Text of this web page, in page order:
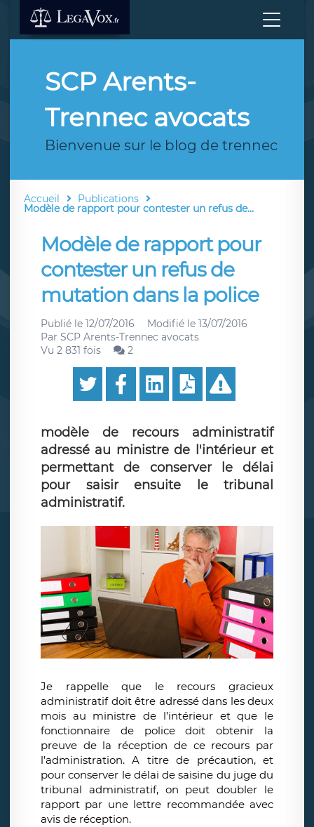
SCP Arents-
Trennec avocats
Bienvenue sur le blog de trennec
Accueil Publications
Modèle de rapport pour contester un refus de...
Modèle de rapport pour
contester un refus de
mutation dans la police
Publié le 12/07/2016 Modifié le 13/07/2016
Par SCP Arents-Trennec avocats
Vu 2 831 fois
2
modèle de recours administratif
adressé au ministre de l'intérieur et
permettant de conserver le délai
pour saisir ensuite le tribunal
administratif.
Je rappelle que le recours gracieux
administratif doit être adressé dans les deux
mois au ministre de l’intérieur et que le
fonctionnaire de police doit obtenir la
preuve de la réception de ce recours par
l’administration. A titre de précaution, et
pour conserver le délai de saisine du juge du
tribunal administratif, on peut doubler le
rapport par une lettre recommandée avec
avis de réception.